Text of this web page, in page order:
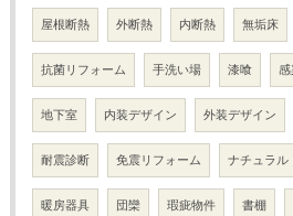
屋根断熱 外断熱 内断熱 無垢床
抗菌リフォーム 手洗い場 漆喰
地下室 内装デザイン 外装デザイン
耐震診断 免震リフォーム ナチュラル
暖房器具 団欒 瑕疵物件 書棚